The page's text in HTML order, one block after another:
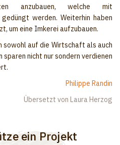
anzubauen, welche mit
werden. Weiterhin haben
um eine Imkerei aufzubauen.
auf die Wirtschaft als auch
sparen nicht nur sondern ver­dienen
Philippe Randin
Übersetzt von Laura Herzog
ein Projekt